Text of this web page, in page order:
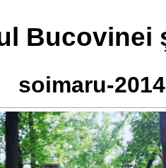
Bucovinei
soimaru-